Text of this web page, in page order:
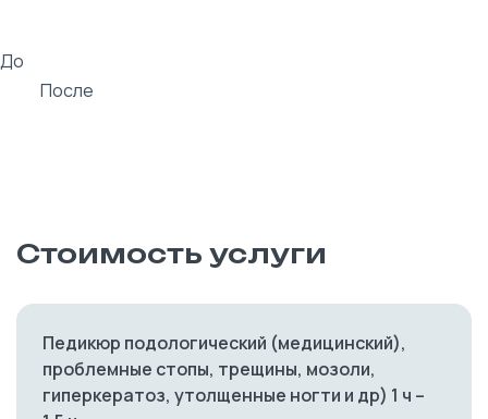
До
После
Стоимость услуги
Педикюр подологический (медицинский),
проблемные стопы, трещины, мозоли,
гиперкератоз, утолщенные ногти и др) 1 ч –